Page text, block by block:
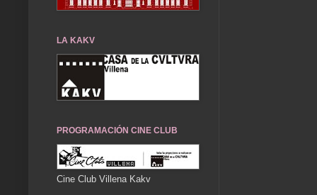
LA KAKV
PROGRAMACIÓN CINE CLUB
Cine Club Villena Kakv